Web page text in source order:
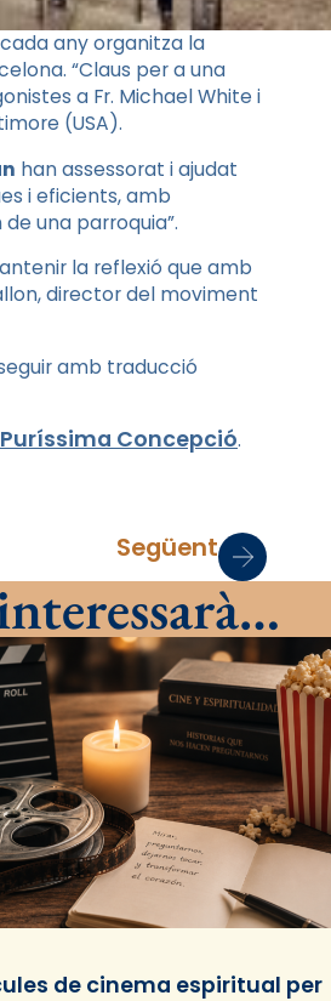
any organitza la
“Claus per a una
a Fr. Michael White i
(USA).
han assessorat i ajudat
i eficients, amb
una parroquia”.
la reflexió que amb
director del moviment
amb traducció
Concepció.
Següent
de cinema espiritual per